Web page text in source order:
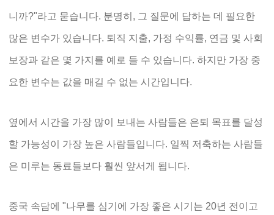
니까?"라고 묻습니다. 분명히, 그 질문에 답하는 데 필요한
많은 변수가 있습니다. 퇴직 지출, 가정 수익률, 연금 및 사회
보장과 같은 몇 가지를 예로 들 수 있습니다. 하지만 가장 중
요한 변수는 값을 매길 수 없는 시간입니다.
옆에서 시간을 가장 많이 보내는 사람들은 은퇴 목표를 달성
할 가능성이 가장 높은 사람들입니다. 일찍 저축하는 사람들
은 미루는 동료들보다 훨씬 앞서게 됩니다.
중국 속담에 "나무를 심기에 가장 좋은 시기는 20년 전이고